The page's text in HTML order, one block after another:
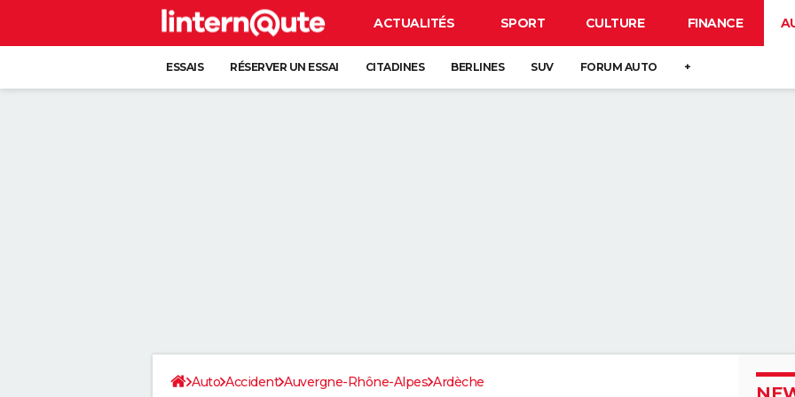
ACTUALITÉS SPORT CULTURE FINANCE
ESSAIS RÉSERVER UN ESSAI CITADINES BERLINES SUV FORUM AUTO +
Auto Accident Auvergne-Rhône-Alpes Ardèche